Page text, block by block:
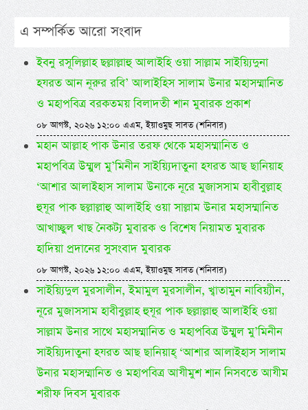
এ সম্পর্কিত আরো সংবাদ
ইবনু রসূলিল্লাহ ছল্লাল্লাহু আলাইহি ওয়া সাল্লাম সাইয়্যিদুনা
হযরত আন নূরুর রবি’ আলাইহিস সালাম উনার মহাসম্মানিত
ও মহাপবিত্র বরকতময় বিলাদতী শান মুবারক প্রকাশ
০৮ আগস্ট, ২০২৬ ১২:০০ এএম, ইয়াওমুছ সাবত (শনিবার)
মহান আল্লাহ পাক উনার তরফ থেকে মহাসম্মানিত ও
মহাপবিত্র উম্মুল মু’মিনীন সাইয়্যিদাতুনা হযরত আছ ছানিয়াহ
‘আশার আলাইহাস সালাম উনাকে নূরে মুজাসসাম হাবীবুল্লাহ
হুযূর পাক ছল্লাল্লাহু আলাইহি ওয়া সাল্লাম উনার মহাসম্মানিত
আখাচ্ছুল খাছ নৈকট্য মুবারক ও বিশেষ নিয়ামত মুবারক
হাদিয়া প্রদানের সুসংবাদ মুবারক
০৮ আগস্ট, ২০২৬ ১২:০০ এএম, ইয়াওমুছ সাবত (শনিবার)
সাইয়্যিদুল মুরসালীন, ইমামুল মুরসালীন, খ্বাতামুন নাবিয়্যীন,
নূরে মুজাসসাম হাবীবুল্লাহ হুযূর পাক ছল্লাল্লাহু আলাইহি ওয়া
সাল্লাম উনার সাথে মহাসম্মানিত ও মহাপবিত্র উম্মুল মু’মিনীন
সাইয়্যিদাতুনা হযরত আছ ছানিয়াহ্ ‘আশার আলাইহাস সালাম
উনার মহাসম্মানিত ও মহাপবিত্র আযীমুশ শান নিসবতে আযীম
শরীফ দিবস মুবারক